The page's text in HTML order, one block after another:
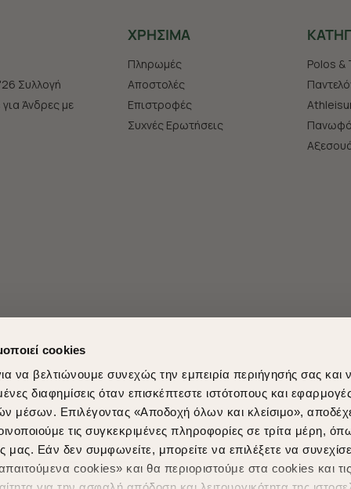
cookies
να βελτιώνουμε συνεχώς την εμπειρία περιήγησής σας και
διαφημίσεις όταν επισκέπτεστε ιστότοπους και
μέσων. Επιλέγοντας «Αποδοχή όλων και κλείσιμο»,
τις συγκεκριμένες πληροφορίες σε τρίτα μέρη,
μας. Εάν δεν συμφωνείτε, μπορείτε να επιλέξετε να
cookies» και θα περιοριστούμε στα cookies και τις
Συλλογή
Άνδρες με
ΧΡHΣΙΜΑ
Πληρωμές
Αποστολές
Επιστροφές
Συχνές Ερωτήσεις
Polos &
Shopping in secure with Shipping